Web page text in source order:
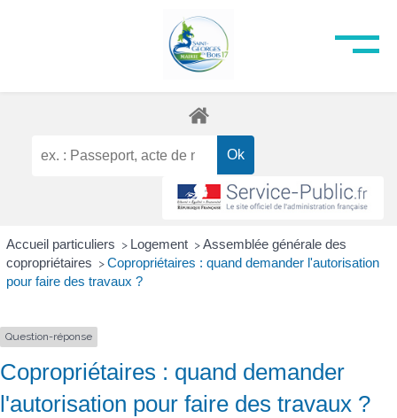
Accueil particuliers > Logement > Assemblée générale des
copropriétaires > Copropriétaires : quand demander l'autorisation
pour faire des travaux ?
Question-réponse
Copropriétaires : quand demander
l'autorisation pour faire des travaux ?